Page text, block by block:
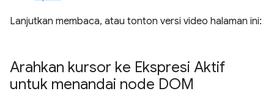
Lanjutkan membaca, atau tonton versi video halaman ini:
Arahkan kursor ke Ekspresi Aktif
untuk menandai node DOM